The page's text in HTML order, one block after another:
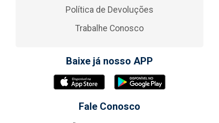
Política de Devoluções
Trabalhe Conosco
Baixe já nosso APP
Fale Conosco